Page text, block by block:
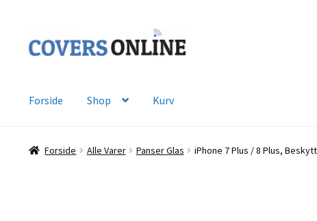
til
til
Forside Shop Kurv
Forside Alle Varer Panser Glas iPhone 7 Plus / 8 Plus,